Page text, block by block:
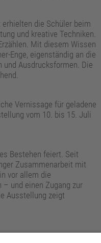
die Schüler beim
und kreative Techniken.
Mit diesem Wissen
Enge, eigenständig an die
Ausdrucksformen. Die
Vernissage für geladene
vom 10. bis 15. Juli
Bestehen feiert. Seit
Zusammenarbeit mit
vor allem die
und einen Zugang zur
Ausstellung zeigt